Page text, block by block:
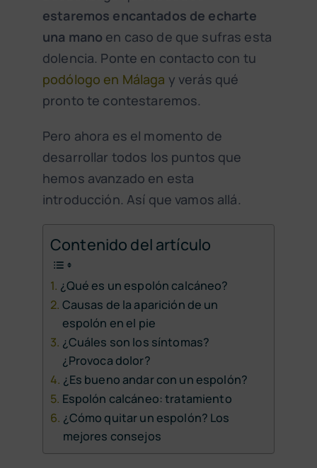
estaremos encantados de echarte
una mano en caso de que sufras esta
dolencia. Ponte en contacto con tu
podólogo en Málaga y verás qué
pronto te contestaremos.
Pero ahora es el momento de
desarrollar todos los puntos que
hemos avanzado en esta
introducción. Así que vamos allá.
Contenido del artículo
¿Qué es un espolón calcáneo?
Causas de la aparición de un
espolón en el pie
¿Cuáles son los síntomas?
¿Provoca dolor?
¿Es bueno andar con un espolón?
Espolón calcáneo: tratamiento
¿Cómo quitar un espolón? Los
mejores consejos